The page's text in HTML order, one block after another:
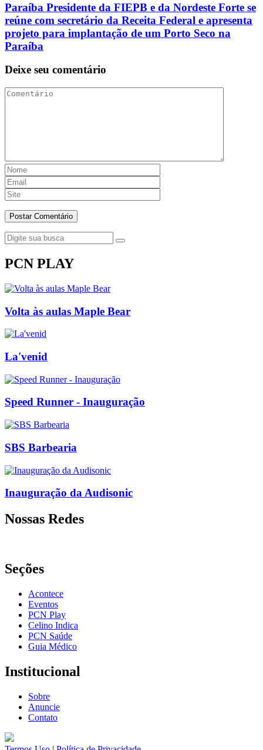
Paraíba Presidente da FIEPB e da Nordeste Forte se
reúne com secretário da Receita Federal e apresenta
projeto para implantação de um Porto Seco na
Paraíba
Deixe seu comentário
PCN PLAY
Volta às aulas Maple Bear
La'venid
Speed Runner - Inauguração
SBS Barbearia
Inauguração da Audisonic
Nossas Redes
Seções
Acontece
Eventos
PCN Play
Celino Indica
PCN Saúde
Guia Médico
Institucional
Sobre
Anuncie
Contato